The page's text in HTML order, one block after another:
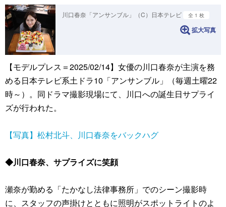
川口春奈「アンサンブル」（C）日本テレビ 全 1 枚
拡大写真
【モデルプレス＝2025/02/14】女優の川口春奈が主演を務
める日本テレビ系土ドラ10「アンサンブル」（毎週土曜22
時～）。同ドラマ撮影現場にて、川口への誕生日サプライ
ズが行われた。
【写真】松村北斗、川口春奈をバックハグ
◆川口春奈、サプライズに笑顔
瀬奈が勤める「たかなし法律事務所」でのシーン撮影時
に、スタッフの声掛けとともに照明がスポットライトのよ